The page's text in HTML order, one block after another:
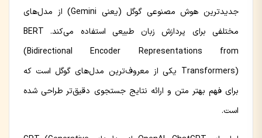
جدیدترین هوش مصنوعی گوگل (یعنی Gemini) از مدل‌های
مختلفی برای پردازش زبان طبیعی استفاده می‌کند. BERT
(Bidirectional Encoder Representations from
Transformers) یکی از معروف‌ترین مدل‌های گوگل است که
برای فهم بهتر متن و ارائه نتایج جستجوی دقیق‌تر طراحی شده
است.